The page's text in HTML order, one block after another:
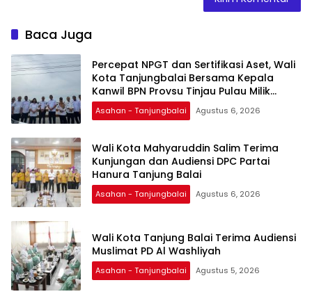
Baca Juga
Percepat NPGT dan Sertifikasi Aset, Wali
Kota Tanjungbalai Bersama Kepala
Kanwil BPN Provsu Tinjau Pulau Milik
Pemko
Asahan - Tanjungbalai Agustus 6, 2026
Wali Kota Mahyaruddin Salim Terima
Kunjungan dan Audiensi DPC Partai
Hanura Tanjung Balai
Asahan - Tanjungbalai Agustus 6, 2026
Wali Kota Tanjung Balai Terima Audiensi
Muslimat PD Al Washliyah
Asahan - Tanjungbalai Agustus 5, 2026